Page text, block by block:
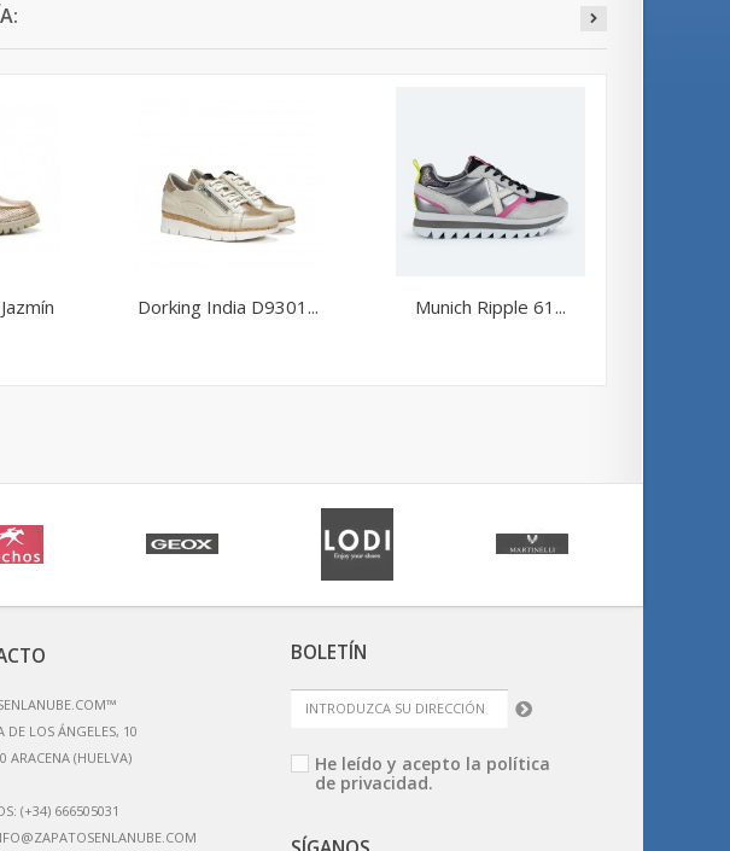
Dorking India D9301... Munich Ripple 61...
DE LOS ÁNGELES, 10
ARACENA (HUELVA)
(+34) 666505031
BOLETÍN
He leído y acepto la política
de privacidad.